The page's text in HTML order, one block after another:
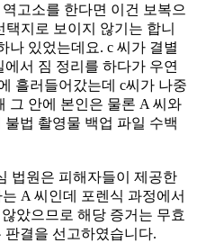
고소를 한다면 이건 보복으
지로 보이지 않기는 합니
나 있었는데요. c 씨가 결별
서 짐 정리를 하다가 우연
흘러들어갔는데 c씨가 나중
그 안에 본인은 물론 A 씨와
법 촬영물 백업 파일 수백
법원은 피해자들이 제공한
A 씨인데 포렌식 과정에서
았으므로 해당 증거는 무효
판결을 선고하였습니다.